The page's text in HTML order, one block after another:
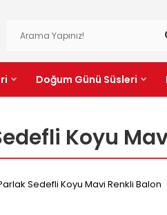
Doğum Günü Süsleri
Koyu
Sedefli Koyu Mavi Renkli Balon